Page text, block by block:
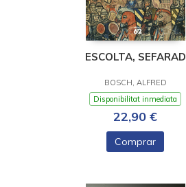
ESCOLTA, SEFARAD
BOSCH, ALFRED
Disponibilitat inmediata
22,90 €
Comprar